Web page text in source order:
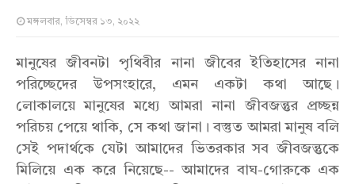
মঙ্গলবার, ডিসেম্বর ১৩, ২০২২
মানুষের জীবনটা পৃথিবীর নানা জীবের ইতিহাসের নানা
পরিচ্ছেদের উপসংহারে, এমন একটা কথা আছে।
লোকালয়ে মানুষের মধ্যে আমরা নানা জীবজন্তুর প্রচ্ছন্ন
পরিচয় পেয়ে থাকি, সে কথা জানা। বস্তুত আমরা মানুষ বলি
সেই পদার্থকে যেটা আমাদের ভিতরকার সব জীবজন্তুকে
মিলিয়ে এক করে নিয়েছে-- আমাদের বাঘ-গোরুকে এক